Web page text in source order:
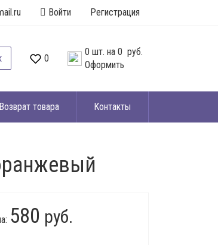
Войти Регистрация
0
0 шт. на 0 руб.
Оформить
Возврат товара Контакты
580 руб.